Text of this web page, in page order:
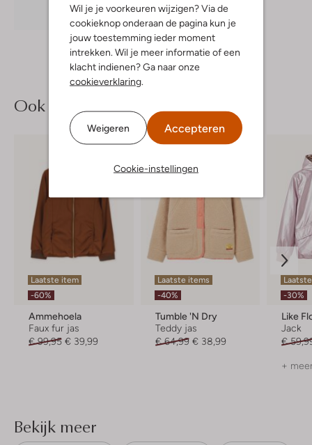
Wil je je voorkeuren wijzigen? Via de
cookieknop onderaan de pagina kun je
jouw toestemming ieder moment
intrekken. Wil je meer informatie of een
klacht indienen? Ga naar onze
cookieverklaring.
Weigeren Accepteren
Cookie-instellingen
Ontdek de look
Ook iets voor jou?
Laatste item
-60%
Ammehoela
Faux fur jas
€ 99,95 € 39,99
Laatste items
-40%
Tumble 'n Dry
Teddy jas
€ 64,99 € 38,99
-30%
Like
Jack
€
+
Bekijk meer